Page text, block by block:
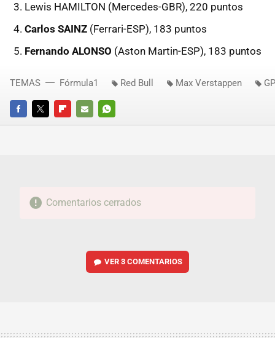
Lewis HAMILTON (Mercedes-GBR), 220 puntos
Carlos SAINZ (Ferrari-ESP), 183 puntos
Fernando ALONSO (Aston Martin-ESP), 183 puntos
FACEBOOKTWITTERFLIPBOARD
E-
WHATSAPP
TEMAS Fórmula1 Red Bull Max Verstappen
Comentarios cerrados
VER3 COMENTARIOS